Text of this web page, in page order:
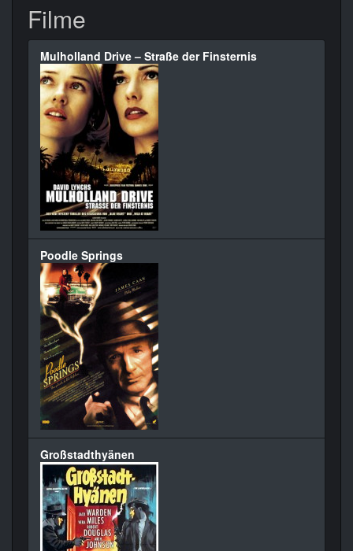
Filme
Mulholland Drive – Straße der Finsternis
Poodle Springs
Großstadthyänen